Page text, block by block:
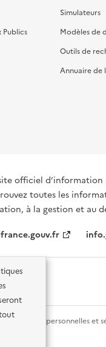
Publics
Simulateurs
Modèles de
Outils de
Annuaire
officiel
toutes les
à la gestion et au
Données personnelles et